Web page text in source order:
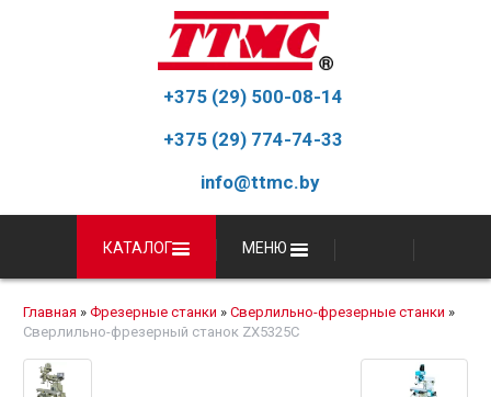
+375 (29) 500-08-14
+375 (29) 774-74-33
info@ttmc.by
КАТАЛОГ МЕНЮ
Главная » Фрезерные станки » Сверлильно-фрезерные станки »
Сверлильно-фрезерный станок ZX5325C